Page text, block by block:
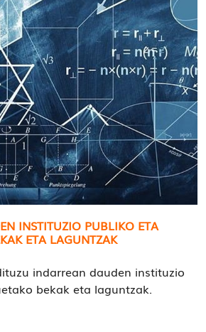
INSTITUZIO PUBLIKO ETA
ETA LAGUNTZAK
indarrean dauden instituzio
bekak eta laguntzak.